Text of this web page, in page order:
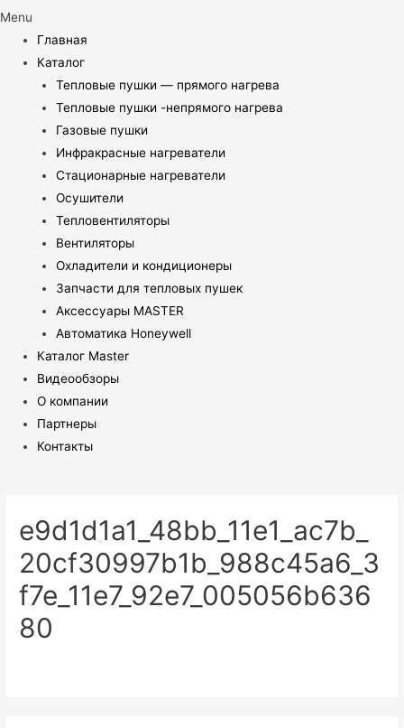
Menu
Главная
Каталог
Тепловые пушки — прямого нагрева
Тепловые пушки -непрямого нагрева
Газовые пушки
Инфракрасные нагреватели
Стационарные нагреватели
Осушители
Тепловентиляторы
Вентиляторы
Охладители и кондиционеры
Запчасти для тепловых пушек
Аксессуары MASTER
Автоматика Honeywell
Каталог Master
Видеообзоры
О компании
Партнеры
Контакты
e9d1d1a1_48bb_11e1_ac7b_
20cf30997b1b_988c45a6_3
f7e_11e7_92e7_005056b636
80